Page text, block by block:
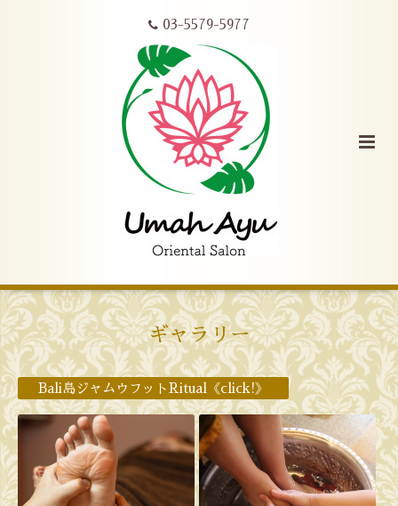
03-5579-5977
ギャラリー
Bali島ジャムウフットRitual《click!》